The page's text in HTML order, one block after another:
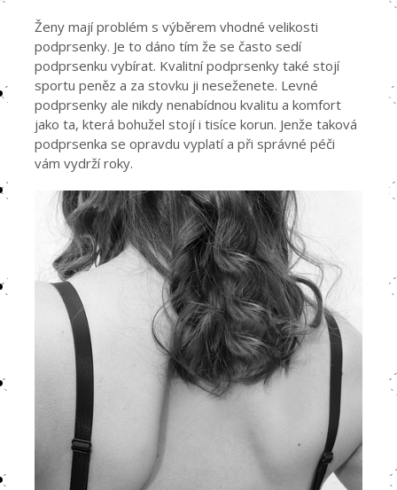
Ženy mají problém s výběrem vhodné velikosti
podprsenky. Je to dáno tím že se často sedí
podprsenku vybírat. Kvalitní podprsenky také stojí
sportu peněz a za stovku ji neseženete. Levné
podprsenky ale nikdy nenabídnou kvalitu a komfort
jako ta, která bohužel stojí i tisíce korun. Jenže taková
podprsenka se opravdu vyplatí a při správné péči
vám vydrží roky.